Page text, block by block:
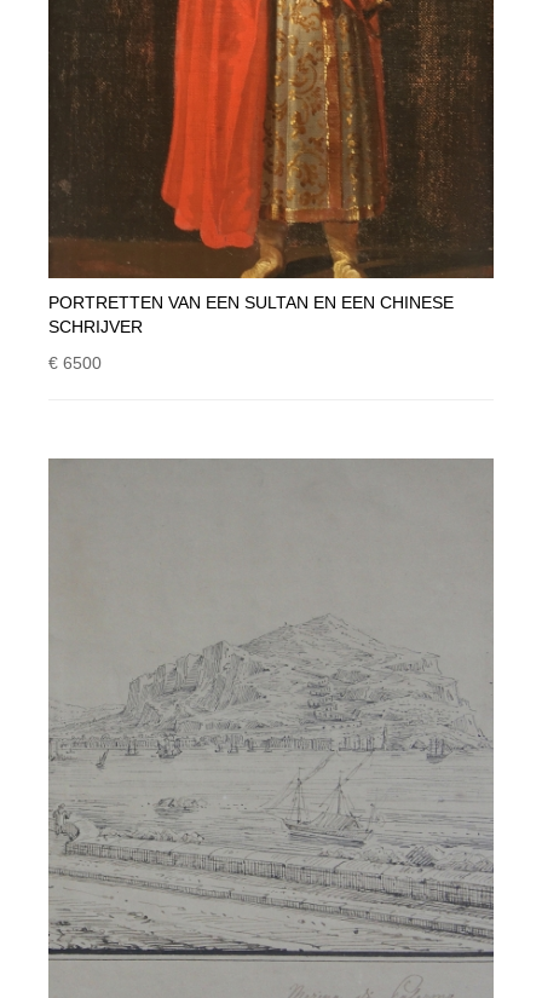
PORTRETTEN VAN EEN SULTAN EN EEN CHINESE
SCHRIJVER
€ 6500